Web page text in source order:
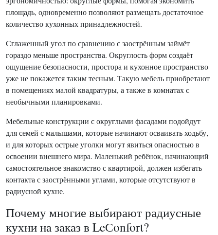
площадь, одновременно позволяют размещать достаточное
количество кухонных принадлежностей.
Сглаженный угол по сравнению с заострённым займёт
гораздо меньше пространства. Округлость форм создаёт
ощущение безопасности, простора и кухонное пространство
уже не покажется таким тесным. Такую мебель приобретают
в помещениях малой квадратуры, а также в комнатах с
необычными планировками.
Мебельные конструкции с округлыми фасадами подойдут
для семей с малышами, которые начинают осваивать ходьбу,
и для которых острые уголки могут явиться опасностью в
освоении внешнего мира. Маленький ребёнок, начинающий
самостоятельное знакомство с квартирой, должен избегать
контакта с заострёнными углами, которые отсутствуют в
радиусной кухне.
Почему многие выбирают радиусные
кухни на заказ в LeСonfort?